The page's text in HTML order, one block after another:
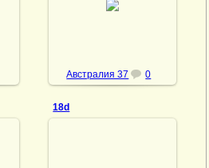
Австралия 37 0
18d